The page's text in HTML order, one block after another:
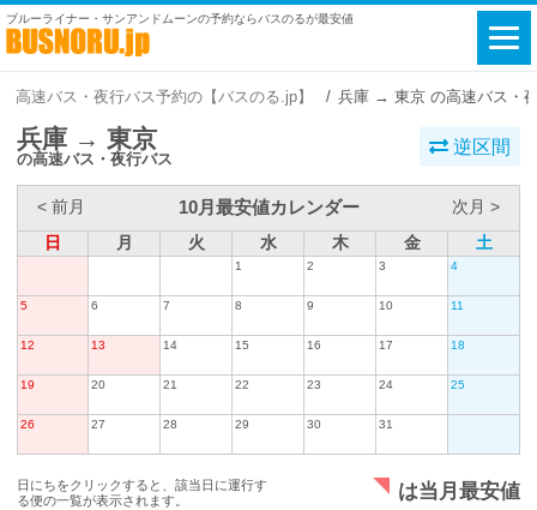
ブルーライナー・サンアンドムーンの予約ならバスのるが最安値
高速バス・夜行バス予約の【バスのる.jp】 兵庫 → 東京 の高速バス・
兵庫 → 東京
の高速バス・夜行バス
逆区間
< 前月 10月最安値カレンダー
次月 >
日
月 火 水 木 金 土
1 2 3 4
5 6 7 8 9 10 11
12 13 14 15 16 17 18
19 20 21 22 23 24 25
26 27 28 29 30 31
日にちをクリックすると、該当日に運行す
る便の一覧が表示されます。
は当月最安値